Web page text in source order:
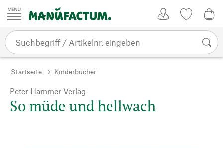
Zum Inhalt springen
Startseite Kinderbücher
Peter Hammer Verlag
So müde und hellwach